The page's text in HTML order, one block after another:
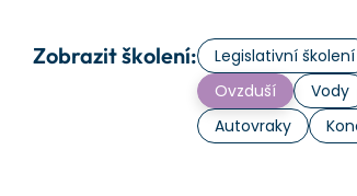
Zobrazit školení: Legislativní školení
Ovzduší
Vody
Autovraky